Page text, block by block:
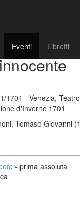
Eventi Libretti
1701 - Venezia,
d'Inverno 1701
Tomaso Giovanni
- prima assoluta